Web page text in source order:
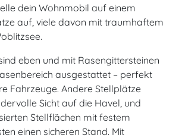
dein Wohnmobil auf einem
auf, viele davon mit traumhaftem
eben und mit Rasengittersteinen
ausgestattet – perfekt
Fahrzeuge. Andere Stellplätze
Sicht auf die Havel, und
Stellflächen mit festem
einen sicheren Stand. Mit